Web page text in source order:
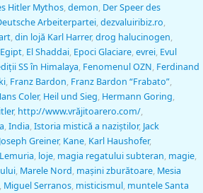
Hitler Mythos,demon, Der Speer des
Arbeiterpartei,dezvaluiribiz.ro,
,din lojă Karl Harrer,drog halucinogen,
Egipt, El Shaddai, Epoci Glaciare,evrei, Evul
SS în Himalaya, Fenomenul OZN, Ferdinand
, Franz Bardon, Franz Bardon “Frabato”,
Coler, Heil und Sieg, Hermann Goring,
, http://www.vrăjitoarero.com/,
,India,Istoria mistică a naziştilor, Jack
Joseph Greiner, Kane, Karl Haushofer,
Lemuria, loje, magia regatului subteran, magie,
, Marele Nord, maşini zburătoare, Mesia
, Miguel Serranos, misticismul, muntele Santa